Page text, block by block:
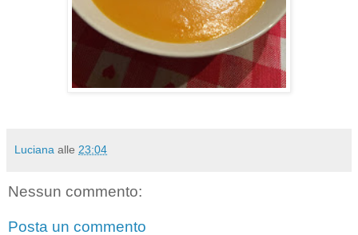
Luciana alle 23:04
Nessun commento:
Posta un commento